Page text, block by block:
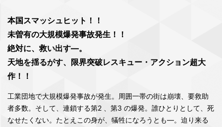
本国スマッシュヒット！！
未曽有の大規模爆発事故発生！！
絶対に、救い出す―。
天地を揺るがす、限界突破レスキュー・アクション超大
作！！
工業団地で大規模爆発事故が発生。周囲一帯の街は崩壊、要救助
者多数。そして、連鎖する第2 、第3 の爆発。誰ひとりとして、死
なせたくない。たとえこの身が、犠牲になろうとも―。迫り来る